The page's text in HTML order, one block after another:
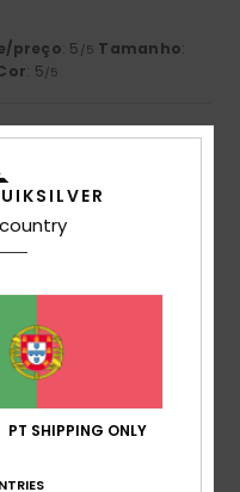
preço: 5 /5 Tamanho:
: 5/5
preço
: 5/5
PT SHIPPING ONLY